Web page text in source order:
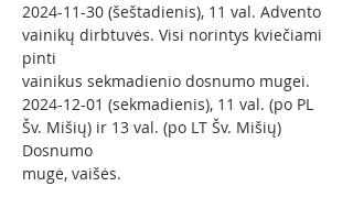
2024-11-30 (šeštadienis), 11 val. Advento
vainikų dirbtuvės. Visi norintys kviečiami
pinti
vainikus sekmadienio dosnumo mugei.
2024-12-01 (sekmadienis), 11 val. (po PL
Šv. Mišių) ir 13 val. (po LT Šv. Mišių)
Dosnumo
mugė, vaišės.